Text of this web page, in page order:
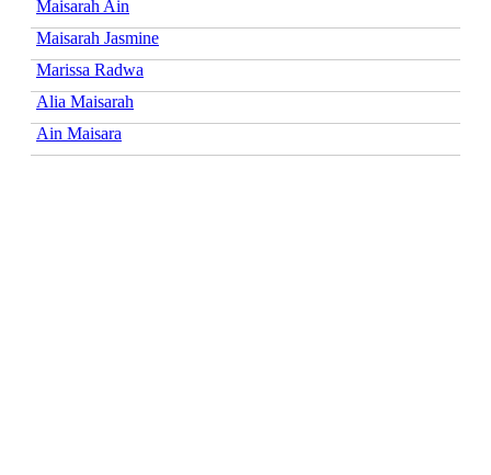
Maisarah Ain
Maisarah Jasmine
Marissa Radwa
Alia Maisarah
Ain Maisara